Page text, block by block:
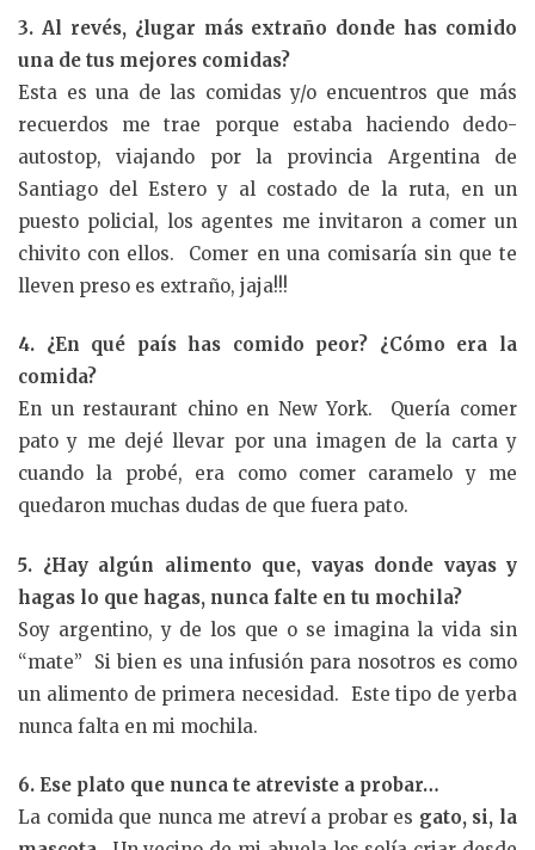
3. Al revés, ¿lugar más extraño donde has comido
una de tus mejores comidas?
Esta es una de las comidas y/o encuentros que más
recuerdos me trae porque estaba haciendo dedo-
autostop, viajando por la provincia Argentina de
Santiago del Estero y al costado de la ruta, en un
puesto policial, los agentes me invitaron a comer un
chivito con ellos. Comer en una comisaría sin que te
lleven preso es extraño, jaja!!!
4. ¿En qué país has comido peor? ¿Cómo era la
comida?
En un restaurant chino en New York. Quería comer
pato y me dejé llevar por una imagen de la carta y
cuando la probé, era como comer caramelo y me
quedaron muchas dudas de que fuera pato.
5. ¿Hay algún alimento que, vayas donde vayas y
hagas lo que hagas, nunca falte en tu mochila?
Soy argentino, y de los que o se imagina la vida sin
“mate” Si bien es una infusión para nosotros es como
un alimento de primera necesidad. Este tipo de yerba
nunca falta en mi mochila.
6. Ese plato que nunca te atreviste a probar…
La comida que nunca me atreví a probar es gato, si, la